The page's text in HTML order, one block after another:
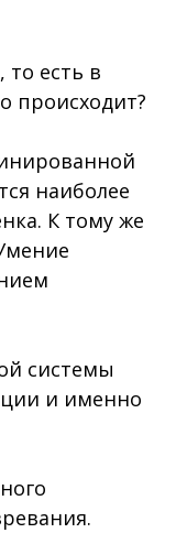
то есть в
происходит?
наиболее
К тому же
системы
и именно